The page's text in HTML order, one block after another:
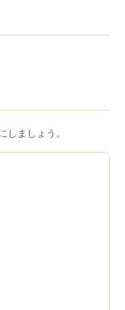
ましょう。